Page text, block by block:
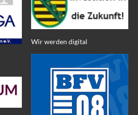
Wir werden digital